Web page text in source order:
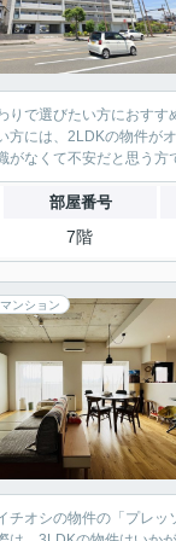
りで選びたい方におす
方には、2LDKの物件が
がなくて不安だと思う方
部屋番号
7階
ンション
チオシの物件の「プレ